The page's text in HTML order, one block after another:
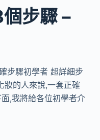
步驟 –
步驟初學者 超詳細步
妝的人來說,一套正確
,我將給各位初學者介